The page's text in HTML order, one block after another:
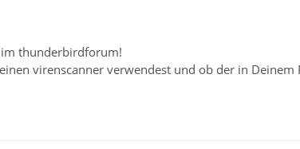
thunderbirdforum!
virenscanner verwendest und ob der in